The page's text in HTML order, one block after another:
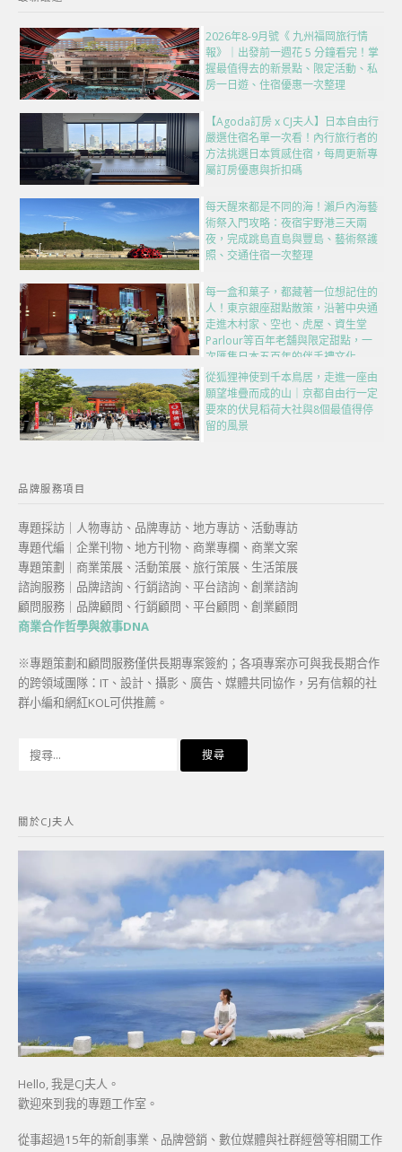
2026年8-9月號《 九州福岡旅行情
報》｜出發前一週花 5 分鐘看完！掌
握最值得去的新景點、限定活動、私
房一日遊、住宿優惠一次整理
【Agoda訂房 x CJ夫人】日本自由行
嚴選住宿名單一次看！內行旅行者的
方法挑選日本質感住宿，每周更新專
屬訂房優惠與折扣碼
每天醒來都是不同的海！瀨戶內海藝
術祭入門攻略：夜宿宇野港三天兩
夜，完成跳島直島與豐島、藝術祭護
照、交通住宿一次整理
每一盒和菓子，都藏著一位想記住的
人！東京銀座甜點散策，沿著中央通
走進木村家、空也、虎屋、資生堂
Parlour等百年老舖與限定甜點，一
次匯集日本五百年的伴手禮文化
從狐狸神使到千本鳥居，走進一座由
願望堆疊而成的山｜京都自由行一定
要來的伏見稻荷大社與8個最值得停
留的風景
品牌服務項目
專題採訪｜人物專訪、品牌專訪、地方專訪、活動專訪
專題代編｜企業刊物、地方刊物、商業專欄、商業文案
專題策劃｜商業策展、活動策展、旅行策展、生活策展
諮詢服務｜品牌諮詢、行銷諮詢、平台諮詢、創業諮詢
顧問服務｜品牌顧問、行銷顧問、平台顧問、創業顧問
商業合作哲學與敘事DNA
※專題策劃和顧問服務僅供長期專案簽約；各項專案亦可與我長期合作
的跨領域團隊：IT、設計、攝影、廣告、媒體共同協作，另有信賴的社
群小編和網紅KOL可供推薦。
字:
關於CJ夫人
Hello, 我是CJ夫人。
歡迎來到我的專題工作室。
從事超過15年的新創事業、品牌營銷、數位媒體與社群經營等相關工作